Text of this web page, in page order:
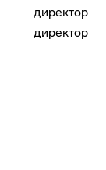
директор
директор